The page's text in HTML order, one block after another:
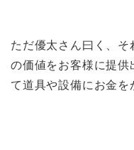
ただ優太さん曰く、そ
の価値をお客様に提供
て道具や設備にお金を